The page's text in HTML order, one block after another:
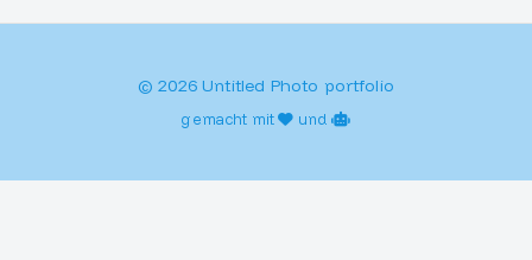
© 2026 Untitled Photo portfolio
gemacht mit und